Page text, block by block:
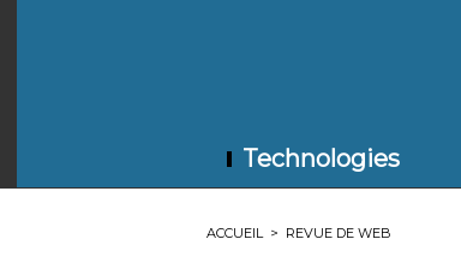
Technologies
ACCUEIL > REVUE DE WEB